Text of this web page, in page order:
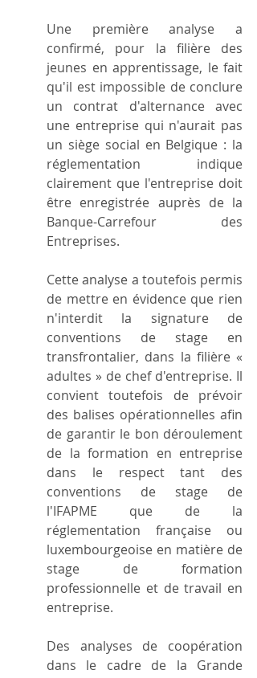
Une première analyse a
confirmé, pour la filière des
jeunes en apprentissage, le fait
qu'il est impossible de conclure
un contrat d'alternance avec
une entreprise qui n'aurait pas
un siège social en Belgique : la
réglementation indique
clairement que l'entreprise doit
être enregistrée auprès de la
Banque-Carrefour des
Entreprises.
Cette analyse a toutefois permis
de mettre en évidence que rien
n'interdit la signature de
conventions de stage en
transfrontalier, dans la filière «
adultes » de chef d'entreprise. Il
convient toutefois de prévoir
des balises opérationnelles afin
de garantir le bon déroulement
de la formation en entreprise
dans le respect tant des
conventions de stage de
l'IFAPME que de la
réglementation française ou
luxembourgeoise en matière de
stage de formation
professionnelle et de travail en
entreprise.
Des analyses de coopération
dans le cadre de la Grande